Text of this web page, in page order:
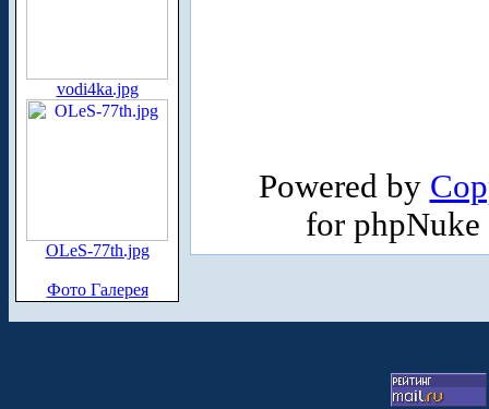
vodi4ka.jpg
OLeS-77th.jpg
Фото Галерея
Powered by
for